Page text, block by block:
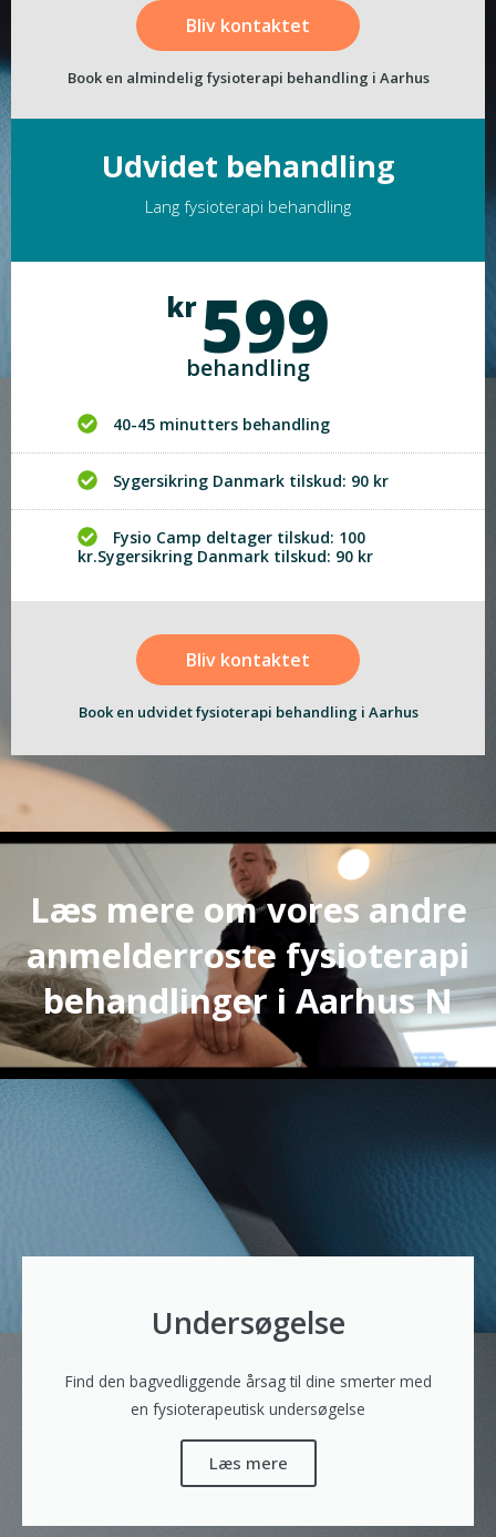
Bliv kontaktet
Book en almindelig fysioterapi behandling i Aarhus
Udvidet behandling
Lang fysioterapi behandling
kr599
behandling
40-45 minutters behandling
Sygersikring Danmark tilskud: 90 kr
Fysio Camp deltager tilskud: 100
kr.Sygersikring Danmark tilskud: 90 kr
Bliv kontaktet
Book en udvidet fysioterapi behandling i Aarhus
Læs mere om vores andre
anmelderroste fysioterapi
behandlinger i Aarhus N
Undersøgelse
Find den bagvedliggende årsag til dine smerter med
en fysioterapeutisk undersøgelse
Læs mere